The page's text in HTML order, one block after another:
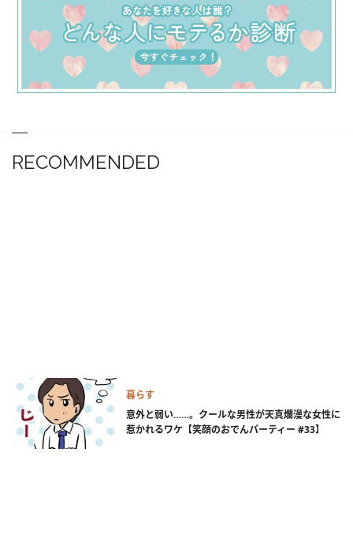
RECOMMENDED
暮らす
意外と弱い……。クールな男性が天真爛漫な女性に
惹かれるワケ【笑顔のおでんパーティー #33】